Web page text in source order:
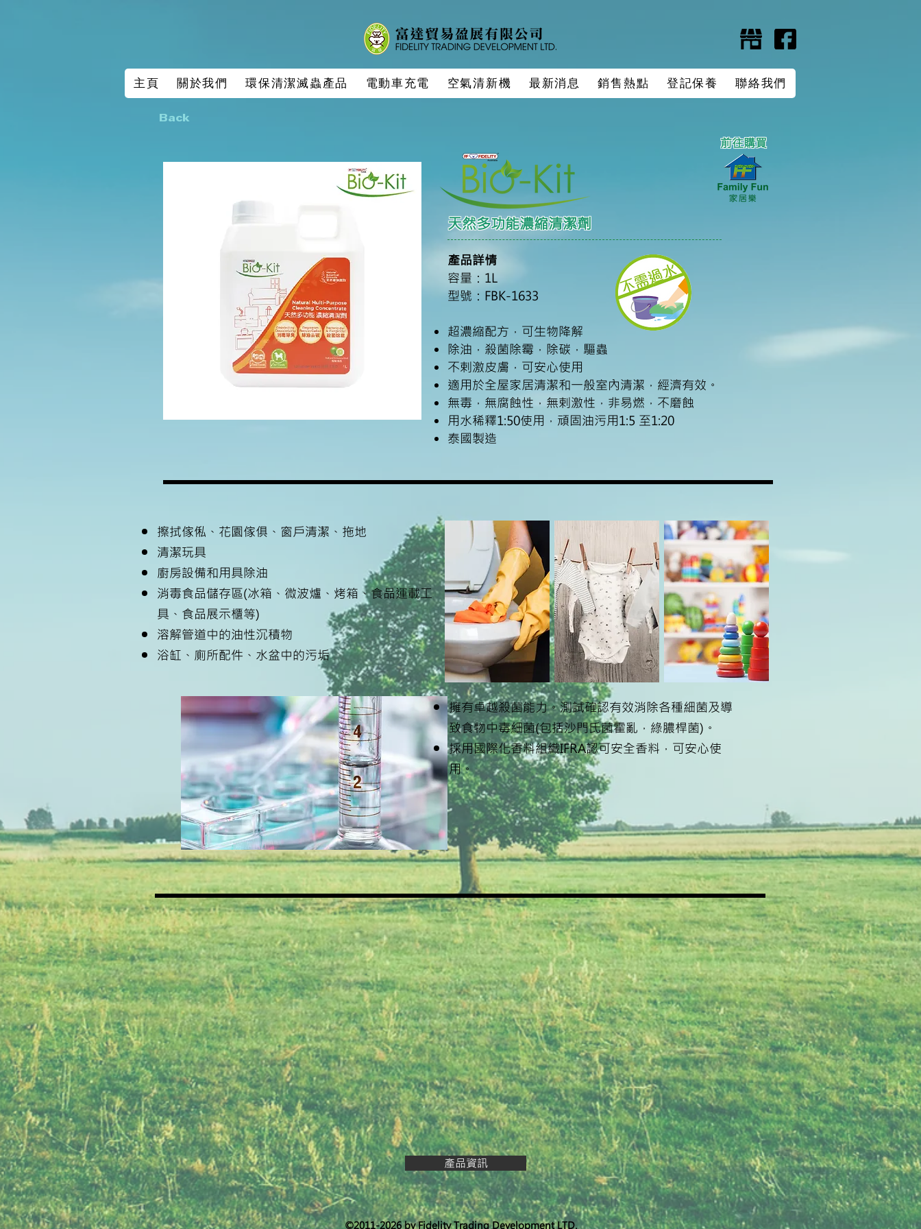
主頁 關於我們 環保清潔滅蟲產品 電動車充電 空氣清新機 最新消息 銷售熱點 登記保養 聯絡我們
Back
前往購買
天然多功能濃縮清潔劑
產品詳情
容量：1L
型號：FBK-1633
超濃縮配方，可生物降解
除油，殺菌除霉，除碳，驅蟲
不剌激皮膚，可安心使用
適用於全屋家居清潔和一般室內清潔，經濟有效。
無毒，無腐蝕性，無剌激性，非易燃，不磨蝕
用水稀釋1:50使用，頑固油污用1:5 至1:20
泰國製造
擦拭傢俬、花園傢俱、窗戶清潔、拖地
清潔玩具
廚房設備和用具除油
消毒食品儲存區(冰箱、微波爐、烤箱、食品運載工
具、食品展示櫃等)
溶解管道中的油性沉積物
浴缸、廁所配件、水盆中的污垢
擁有卓越殺菌能力。測試確認有效消除各種細菌及導
致食物中毒細菌(包括沙門氏菌霍亂，綠膿桿菌)。
採用國際化香料組織IFRA認可安全香料，可安心使
用。
產品資訊
©2011-2026 by Fidelity Trading Development LTD.